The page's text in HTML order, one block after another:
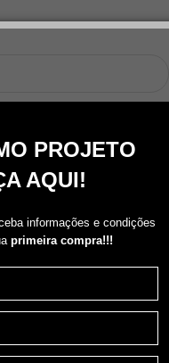
PROJETO
AQUI!
informações e condições
primeira compra!!!
Dupla Aplicação